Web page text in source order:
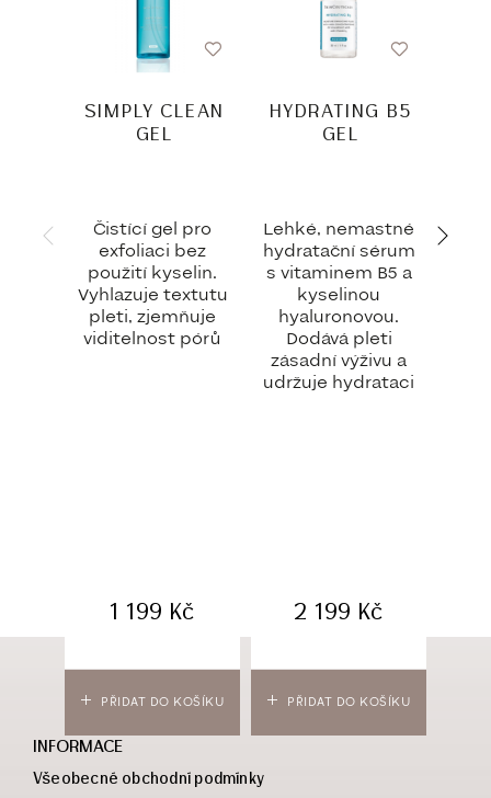
PŘIDAT DO KOŠÍKU
SIMPLY CLEAN
GEL
Čistící gel pro
exfoliaci bez
použití kyselin.
Vyhlazuje textutu
pleti, zjemňuje
viditelnost pórů
1 199 Kč
PŘIDAT DO KOŠÍKU
HYDRATING B5
GEL
Lehké, nemastné
hydratační sérum
s vitaminem B5 a
kyselinou
hyaluronovou.
Dodává pleti
zásadní výživu a
udržuje hydrataci
2 199 Kč
INFORMACE
Všeobecné obchodní podmínky